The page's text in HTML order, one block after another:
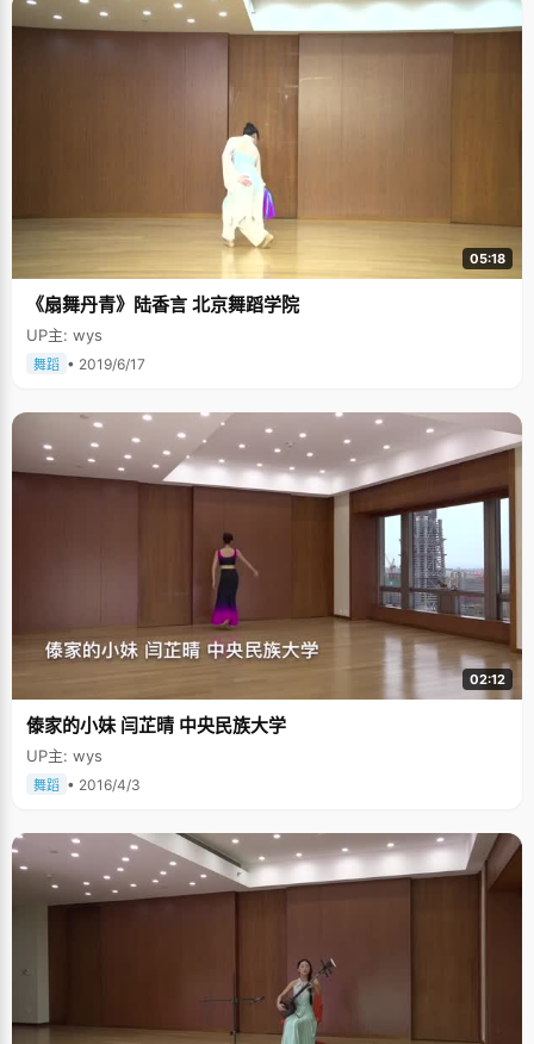
05:18
《扇舞丹青》陆香言 北京舞蹈学院
UP主: wys
舞蹈 • 2019/6/17
02:12
傣家的小妹 闫芷晴 中央民族大学
UP主: wys
舞蹈 • 2016/4/3